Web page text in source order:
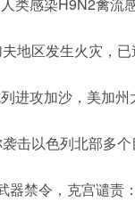
地区发生火灾，
进攻加沙，美加
击以色列北部多
器禁令，克宫谴